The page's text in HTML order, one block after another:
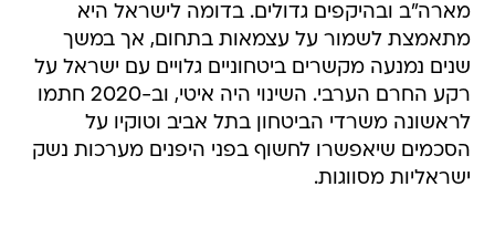
מארה"ב ובהיקפים גדולים. בדומה לישראל היא
מתאמצת לשמור על עצמאות בתחום, אך במשך
שנים נמנעה מקשרים ביטחוניים גלויים עם ישראל על
רקע החרם הערבי. השינוי היה איטי, וב-2020 חתמו
לראשונה משרדי הביטחון בתל אביב וטוקיו על
הסכמים שיאפשרו לחשוף בפני היפנים מערכות נשק
ישראליות מסווגות.